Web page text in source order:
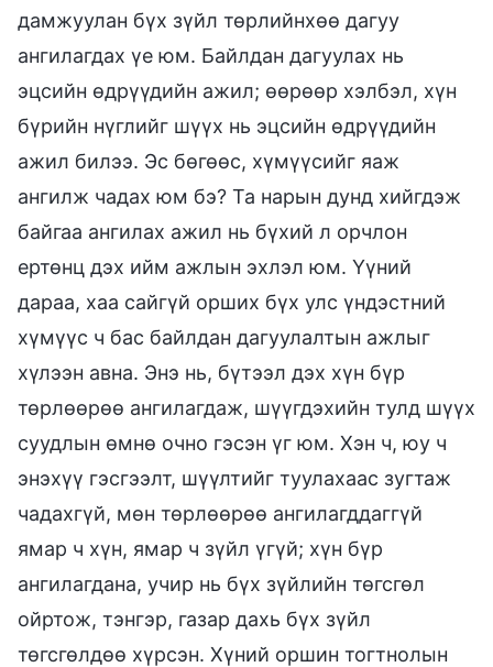
дамжуулан бүх зүйл төрлийнхөө дагуу
ангилагдах үе юм. Байлдан дагуулах нь
эцсийн өдрүүдийн ажил; өөрөөр хэлбэл, хүн
бүрийн нүглийг шүүх нь эцсийн өдрүүдийн
ажил билээ. Эс бөгөөс, хүмүүсийг яаж
ангилж чадах юм бэ? Та нарын дунд хийгдэж
байгаа ангилах ажил нь бүхий л орчлон
ертөнц дэх ийм ажлын эхлэл юм. Үүний
дараа, хаа сайгүй орших бүх улс үндэстний
хүмүүс ч бас байлдан дагуулалтын ажлыг
хүлээн авна. Энэ нь, бүтээл дэх хүн бүр
төрлөөрөө ангилагдаж, шүүгдэхийн тулд шүүх
суудлын өмнө очно гэсэн үг юм. Хэн ч, юу ч
энэхүү гэсгээлт, шүүлтийг туулахаас зугтаж
чадахгүй, мөн төрлөөрөө ангилагддаггүй
ямар ч хүн, ямар ч зүйл үгүй; хүн бүр
ангилагдана, учир нь бүх зүйлийн төгсгөл
ойртож, тэнгэр, газар дахь бүх зүйл
төгсгөлдөө хүрсэн. Хүний оршин тогтнолын